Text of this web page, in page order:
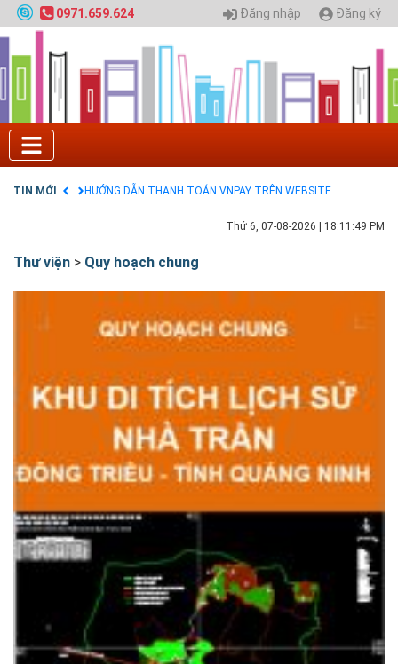
0971.659.624 Đăng nhập Đăng ký
TIN MỚI
Nội
GIAO LƯU TRỰC TUYẾN - TƯ VẤN TUYỂN SINH ĐẠI
HỌC CHÍNH QUY ĐẠI HỌC KIẾN TRÚC NĂM 2020 -
SỐ 02
Nạp EP vào tài khoản bằng thẻ cào điện thoại
Tuyển sinh 2025, Khoa kỹ thuật hạ tầng và môi
trường đô thị - Đại học Kiến trúc Hà Nội
Tuyển sinh 2024, Khoa kỹ thuật hạ tầng và môi
Thứ 6, 07-08-2026
18:11:50 PM
Thư viện > Quy hoạch chung